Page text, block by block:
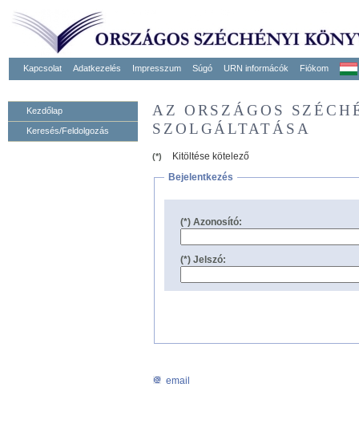
Kapcsolat Adatkezelés Impresszum Súgó URN informácók Fiókom
Kezdőlap
Keresés/Feldolgozás
AZ ORSZÁGOS
SZOLGÁLTATÁSA
(*)
Kitöltése kötelező
Bejelentkezés
(*) Azonosító:
(*) Jelszó:
email